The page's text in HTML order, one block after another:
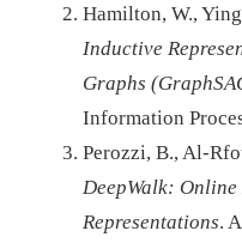
Hamilton, W.,
Inductive
Graphs
Information
Perozzi, B., Al-
DeepWalk:
Representations.